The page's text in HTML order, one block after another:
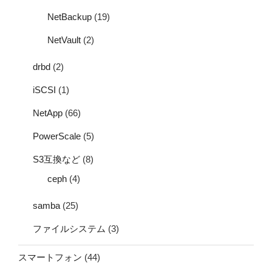
NetBackup (19)
NetVault (2)
drbd (2)
iSCSI (1)
NetApp (66)
PowerScale (5)
S3互換など (8)
ceph (4)
samba (25)
ファイルシステム (3)
スマートフォン (44)